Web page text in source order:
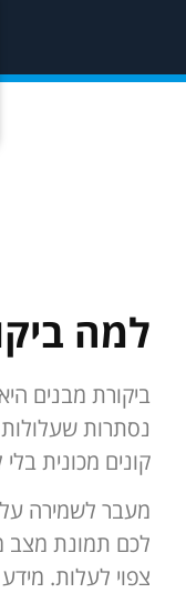
למה
ביקורת מבנים
נסתרות
קונים מכונית
מעבר לשמירה על
לכם תמונת מצב
צפוי לעלות.